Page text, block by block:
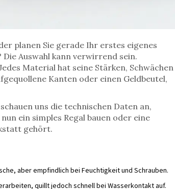
planen Sie gerade Ihr erstes eigenes
Auswahl kann verwirrend sein.
Material hat seine Stärken, Schwächen
Kanten oder einen Geldbeutel,
uns die technischen Daten an,
ein simples Regal bauen oder eine
gehört.
aber empfindlich bei Feuchtigkeit und Schrauben.
quillt jedoch schnell bei Wasserkontakt auf.